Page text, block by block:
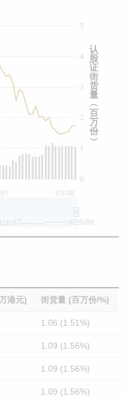
03/08
0
1
2
3
4
5
07 2026/08
认
股
证
街
货
量
︵
百
万
份
︶
港元) 街货量 (百万份/%)
1.06 (1.51%)
1.09 (1.56%)
1.09 (1.56%)
1.09 (1.56%)